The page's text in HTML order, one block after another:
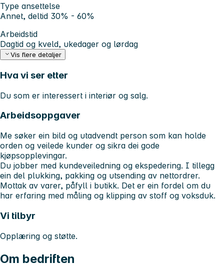
Type ansettelse
Annet, deltid 30% - 60%
Arbeidstid
Dagtid og kveld, ukedager og lørdag
Vis flere detaljer
Hva vi ser etter
Du som er interessert i interiør og salg.
Arbeidsoppgaver
Me søker ein bild og utadvendt person som kan holde
orden og veilede kunder og sikra dei gode
kjøpsopplevingar.
Du jobber med kundeveiledning og ekspedering. I tillegg
ein del plukking, pakking og utsending av nettordrer.
Mottak av varer, påfyll i butikk. Det er ein fordel om du
har erfaring med måling og klipping av stoff og voksduk.
Vi tilbyr
Opplæring og støtte.
Om bedriften